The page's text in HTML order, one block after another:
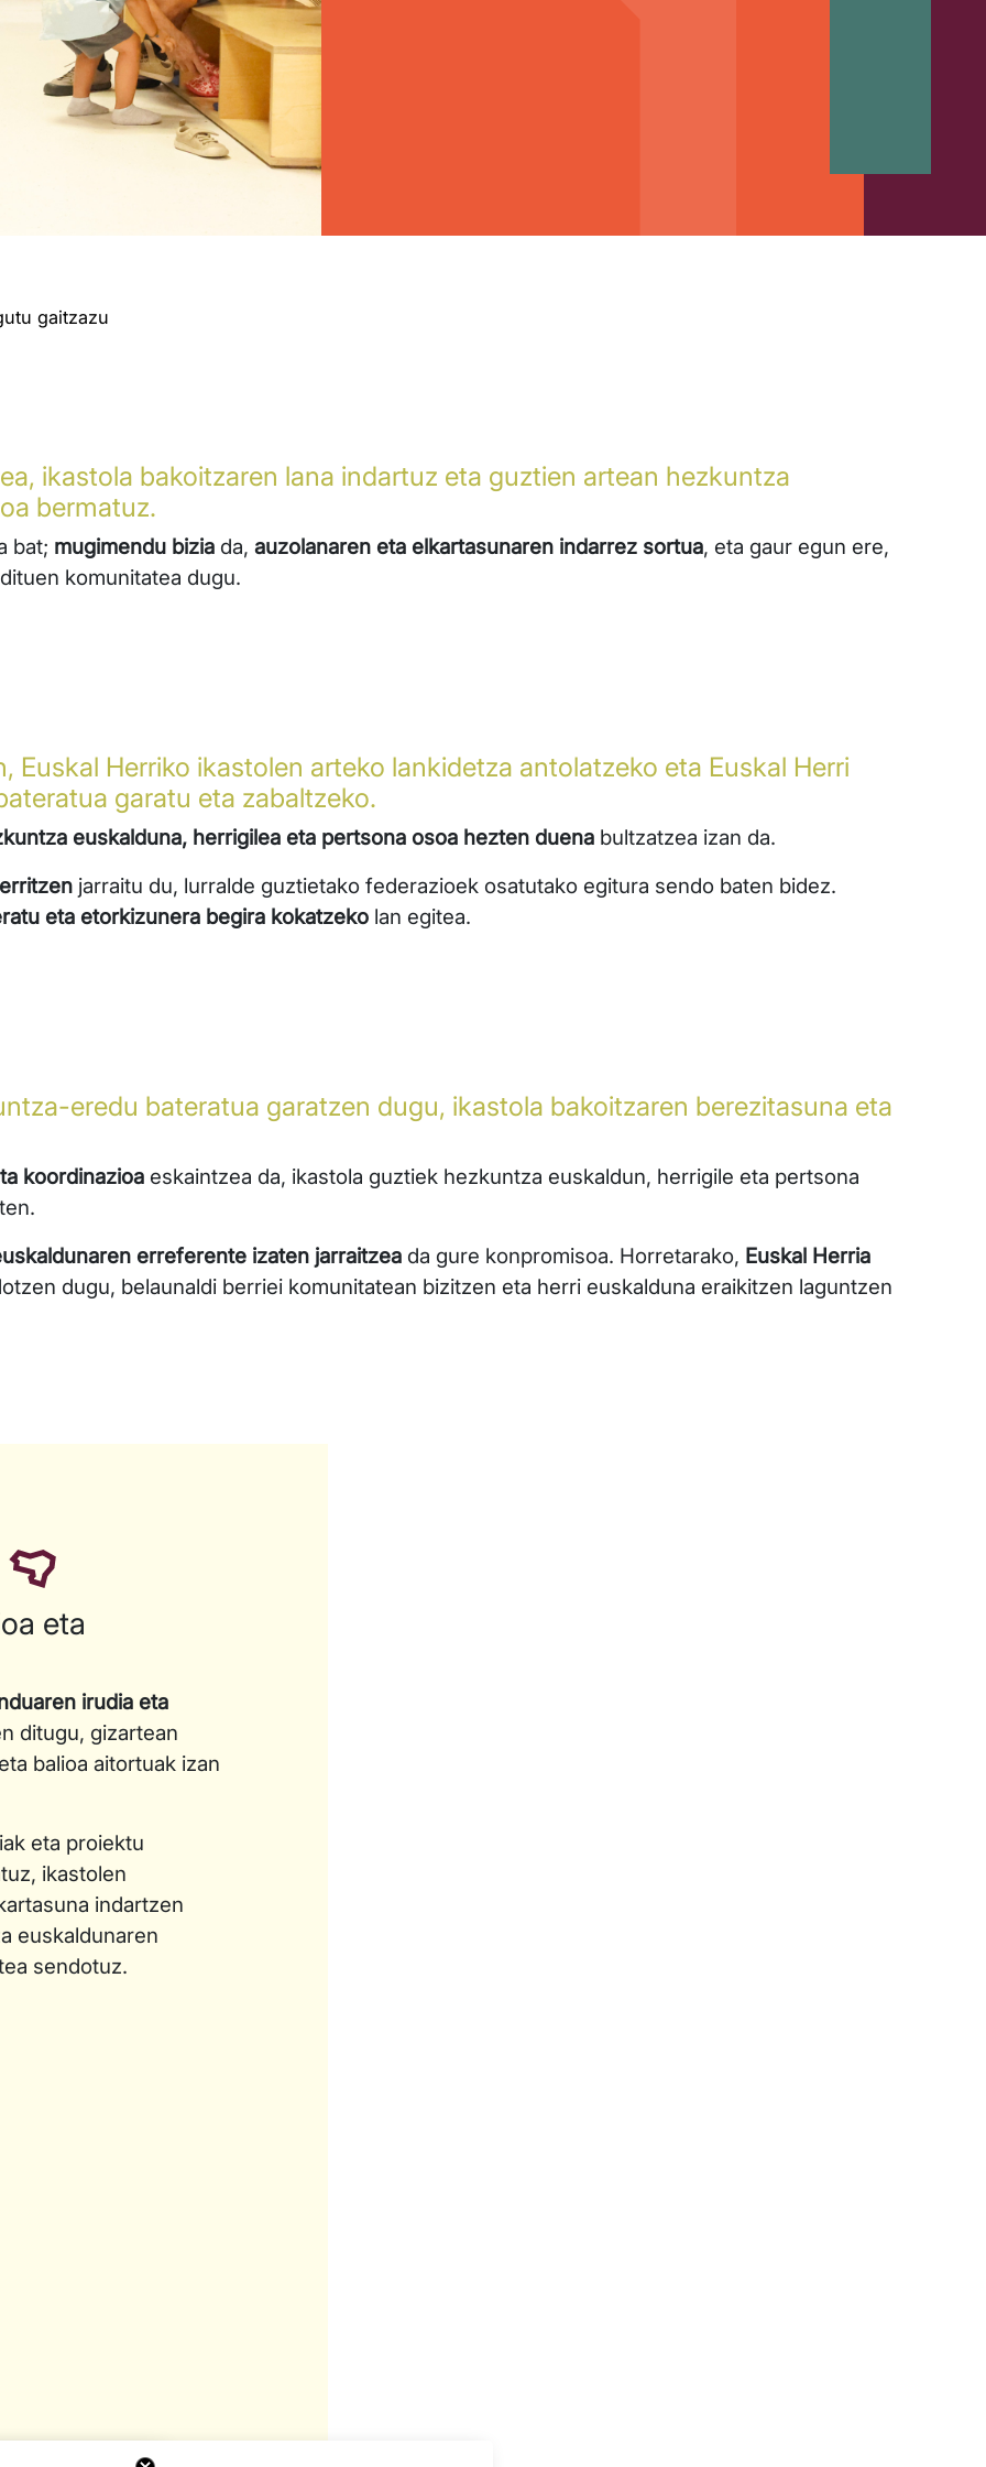
gaitzazu
ikastola bakoitzaren lana indartuz eta guztien artean hezkuntza
bermatuz.
bat; mugimendu bizia da, auzolanaren eta elkartasunaren indarrez sortua, eta gaur egun ere,
komunitatea dugu.
Euskal Herriko ikastolen arteko lankidetza antolatzeko eta Euskal Herri
garatu eta zabaltzeko.
euskalduna, herrigilea eta pertsona osoa hezten duena bultzatzea izan da.
jarraitu du, lurralde guztietako federazioek osatutako egitura sendo baten bidez.
eta etorkizunera begira kokatzeko lan egitea.
eredu bateratua garatzen dugu, ikastola bakoitzaren berezitasuna eta
koordinazioa eskaintzea da, ikastola guztiek hezkuntza euskaldun, herrigile eta pertsona
erreferente izaten jarraitzea da gure konpromisoa. Horretarako, Euskal Herria
dugu, belaunaldi berriei komunitatean bizitzen eta herri euskalduna eraikitzen laguntzen
eta
irudia eta
ditugu, gizartean
balioa aitortuak izan
eta proiektu
ikastolen
indartzen
euskaldunaren
sendotuz.